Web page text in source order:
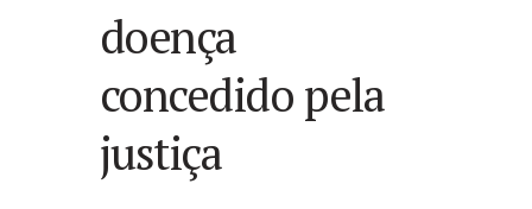
doença
concedido pela
justiça